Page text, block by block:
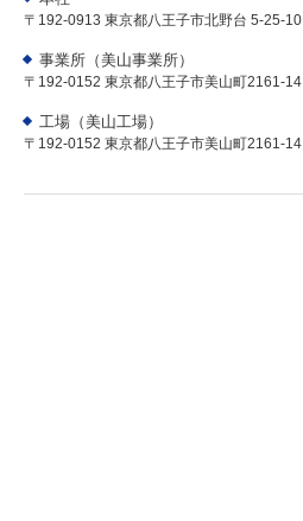
〒192-0913 東京都八王子市北野台 5-25-10
事業所（美山事業所）
〒192-0152 東京都八王子市美山町2161-14
工場（美山工場）
〒192-0152 東京都八王子市美山町2161-14